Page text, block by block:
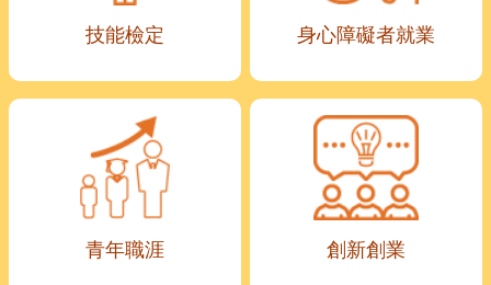
技能檢定 身心障礙者就業
青年職涯 創新創業